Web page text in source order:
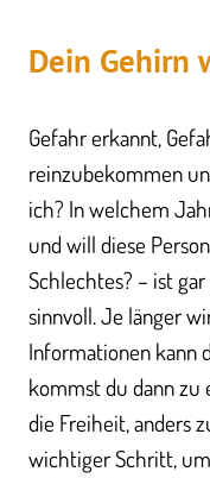
Dein Gehirn
Gefahr erkannt,
reinzubekommen
ich? In welchem
und will diese
Schlechtes? – ist
sinnvoll. Je länger
Informationen kann
kommst du dann zu
die Freiheit, anders
wichtiger Schritt,